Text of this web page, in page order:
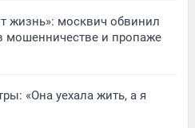
жизнь»: москвич обвинил
мошенничестве и пропаже
«Она уехала жить, а я